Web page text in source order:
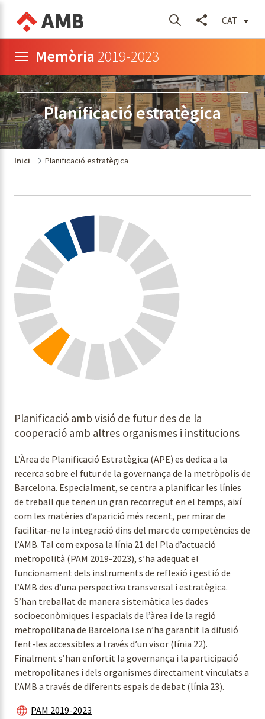
CAT
Memòria 2019-2023
Planificació estratègica
Inici Planificació estratègica
Planificació amb visió de futur des de la
cooperació amb altres organismes i institucions
L’Àrea de Planificació Estratègica (APE) es dedica a la
recerca sobre el futur de la governança de la metròpolis de
Barcelona. Especialment, se centra a planificar les línies
de treball que tenen un gran recorregut en el temps, així
com les matèries d’aparició més recent, per mirar de
facilitar-ne la integració dins del marc de competències de
l’AMB. Tal com exposa la línia 21 del Pla d’actuació
metropolità (PAM 2019-2023), s’ha adequat el
funcionament dels instruments de reflexió i gestió de
l’AMB des d’una perspectiva transversal i estratègica.
S’han treballat de manera sistemàtica les dades
socioeconòmiques i espacials de l’àrea i de la regió
metropolitana de Barcelona i se n’ha garantit la difusió
fent-les accessibles a través d’un visor (línia 22).
Finalment s’han enfortit la governança i la participació
metropolitanes i dels organismes directament vinculats a
l’AMB a través de diferents espais de debat (línia 23).
PAM 2019-2023